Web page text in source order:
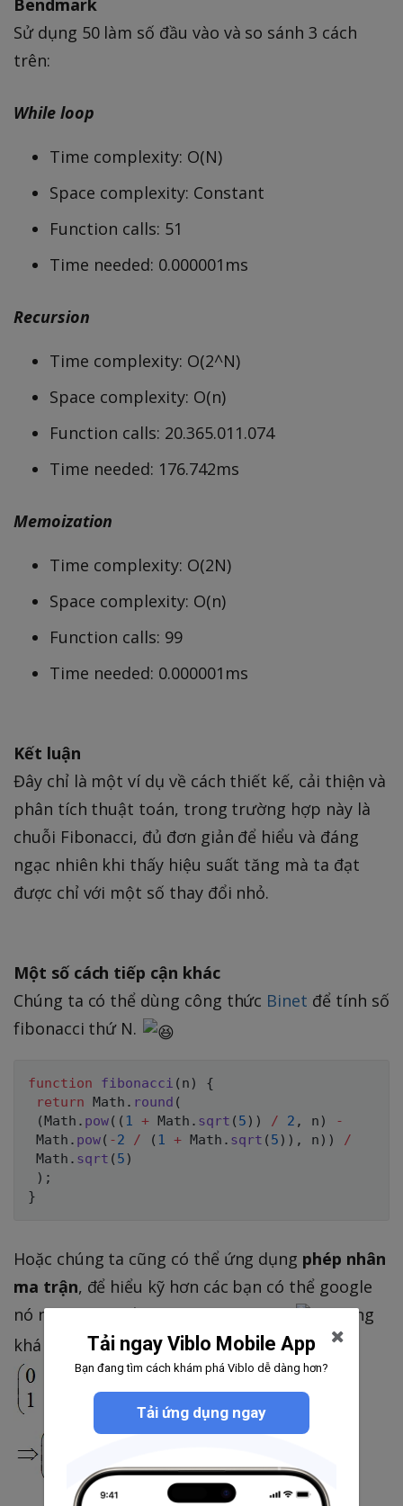
Bendmark
Sử dụng 50 làm số đầu vào và so sánh 3 cách
trên:
While loop
Time complexity: O(N)
Space complexity: Constant
Function calls: 51
Time needed: 0.000001ms
Recursion
Time complexity: O(2^N)
Space complexity: O(n)
Function calls: 20.365.011.074
Time needed: 176.742ms
Memoization
Time complexity: O(2N)
Space complexity: O(n)
Function calls: 99
Time needed: 0.000001ms
Kết luận
Đây chỉ là một ví dụ về cách thiết kế, cải thiện và
phân tích thuật toán, trong trường hợp này là
chuỗi Fibonacci, đủ đơn giản để hiểu và đáng
ngạc nhiên khi thấy hiệu suất tăng mà ta đạt
được chỉ với một số thay đổi nhỏ.
Một số cách tiếp cận khác
Chúng ta có thể dùng công thức Binet để tính số
fibonacci thứ N.
function fibonacci ( n )
{
return Math . round (
(Math . pow( ( 1 + Math . sqrt ( 5 ) ) / 2 , n )
-
Math . pow( -2 / ( 1 + Math . sqrt ( 5 ) ) , n ) )
/
Math . sqrt ( 5 )
) ;
}
Hoặc chúng ta cũng có thể ứng dụng phép nhân
ma trận, để hiểu kỹ hơn các bạn có thể google
nó nhé, lý thuyết như hình bên dưới
, cũng
khá đơn giản thôi, với độ phức tạpO(logN)
Tải ngay Viblo Mobile App
Bạn đang tìm cách khám phá Viblo dễ dàng hơn?
Tải ứng dụng ngay